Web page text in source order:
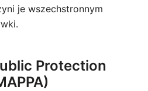
je wszechstronnym
Protection